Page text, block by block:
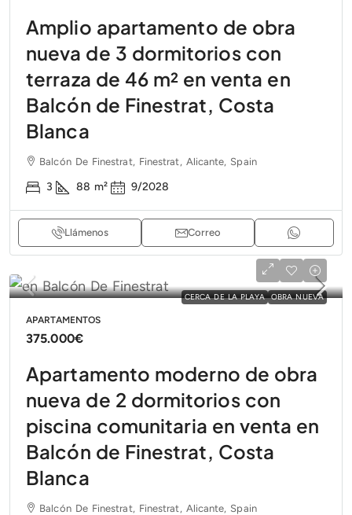
Amplio apartamento de obra
nueva de 3 dormitorios con
terraza de 46 m² en venta en
Balcón de Finestrat, Costa
Blanca
Balcón De Finestrat, Finestrat, Alicante, Spain
3 88 m² 9/2028
Llámenos Correo
CERCA DE LA PLAYA OBRA NUEVA
APARTAMENTOS
375.000€
Apartamento moderno de obra
nueva de 2 dormitorios con
piscina comunitaria en venta en
Balcón de Finestrat, Costa
Blanca
Balcón De Finestrat, Finestrat, Alicante, Spain